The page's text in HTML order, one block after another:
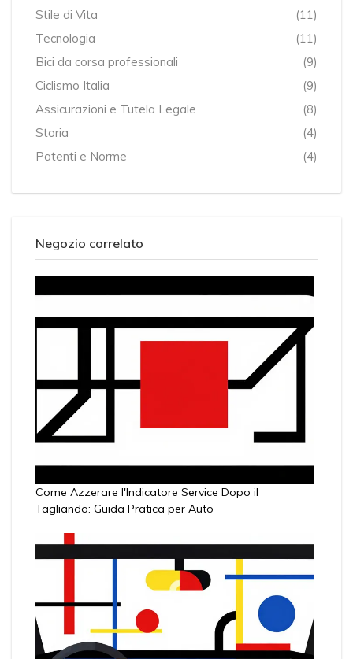
Stile di Vita
(11)
Tecnologia
(11)
Bici da corsa professionali
(9)
Ciclismo Italia
(9)
Assicurazioni e Tutela Legale
(8)
Storia
(4)
Patenti e Norme
(4)
Negozio correlato
Come Azzerare l'Indicatore Service Dopo il
Tagliando: Guida Pratica per Auto